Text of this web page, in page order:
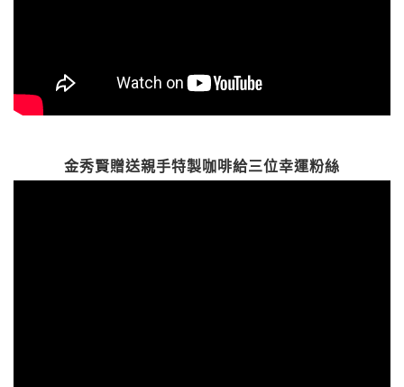
金秀賢贈送親手特製咖啡給三位幸運粉絲